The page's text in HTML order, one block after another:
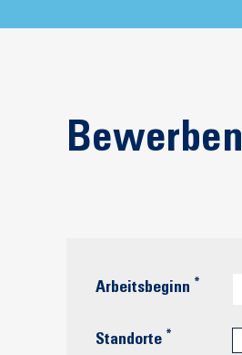
Bewerben
Arbeitsbeginn *
Standorte *